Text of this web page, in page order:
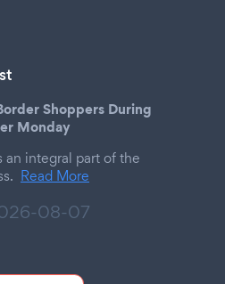
Shoppers During
Monday
integral part of the
Read More
08-07